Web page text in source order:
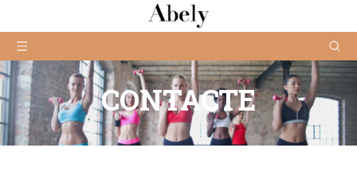
CONTACTE